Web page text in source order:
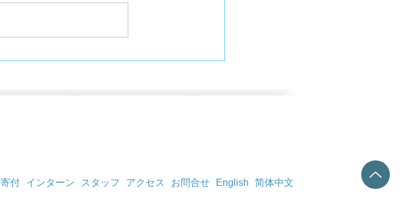
寄付 インターン スタッフ アクセス お問合せ English 简体中文